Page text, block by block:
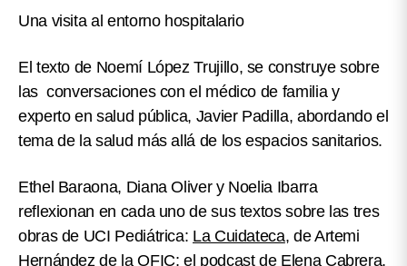
Una visita al entorno hospitalario
El texto de Noemí López Trujillo, se construye sobre
las conversaciones con el médico de familia y
experto en salud pública, Javier Padilla, abordando el
tema de la salud más allá de los espacios sanitarios.
Ethel Baraona, Diana Oliver y Noelia Ibarra
reflexionan en cada uno de sus textos sobre las tres
obras de UCI Pediátrica: La Cuidateca, de Artemi
Hernández de la OFIC; el podcastde Elena Cabrera,